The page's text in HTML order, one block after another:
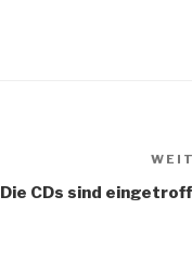
Die CDs sind